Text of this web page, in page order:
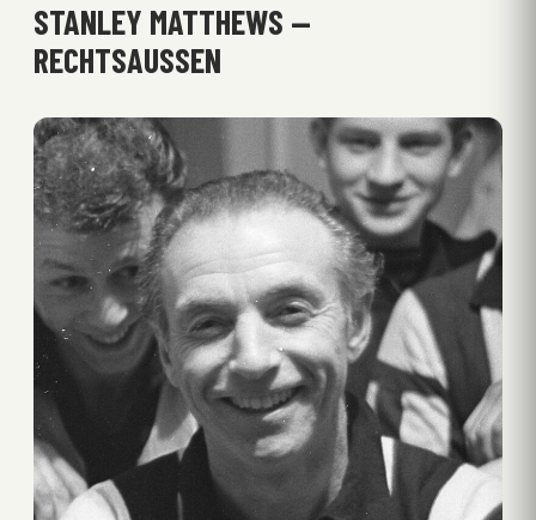
STANLEY MATTHEWS —
RECHTSAUSSEN